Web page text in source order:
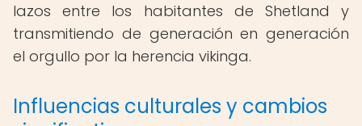
lazos entre los habitantes de Shetland y
transmitiendo de generación en generación
el orgullo por la herencia vikinga.
Influencias culturales y cambios